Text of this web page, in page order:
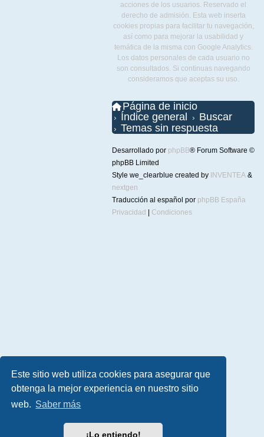
Este sitio web utiliza cookies para asegurar que
obtenga la mejor experiencia en nuestro sitio
web. Saber más
¡Lo entiendo!
acciones de los usuarios. Reservado el
derecho de admisión. Esta web inserta
cookies propias para facilitar tu navegación,
así como para mejorar la usabilidad y
temática de la misma con Google Analytics.
Los datos personales de cada usuario no
son consultados. Si continuas navegando
consideramos que aceptas su uso.
Página de inicio
Índice general
Buscar
Temas sin respuesta
Desarrollado por phpBB® Forum Software ©
phpBB Limited
Style we_clearblue created by INVENTEA &
nextgen
Traducción al español por phpBB España
Privacidad
Condiciones